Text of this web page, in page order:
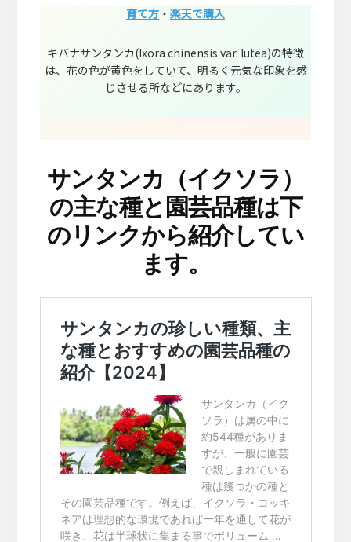
育て方 ・ 楽天で購入
キバナサンタンカ(Ixora chinensis var. lutea)の特徴
は、花の色が黄色をしていて、明るく元気な印象を感
じさせる所などにあります。
サンタンカ（イクソラ）
の主な種と園芸品種は下
のリンクから紹介してい
ます。